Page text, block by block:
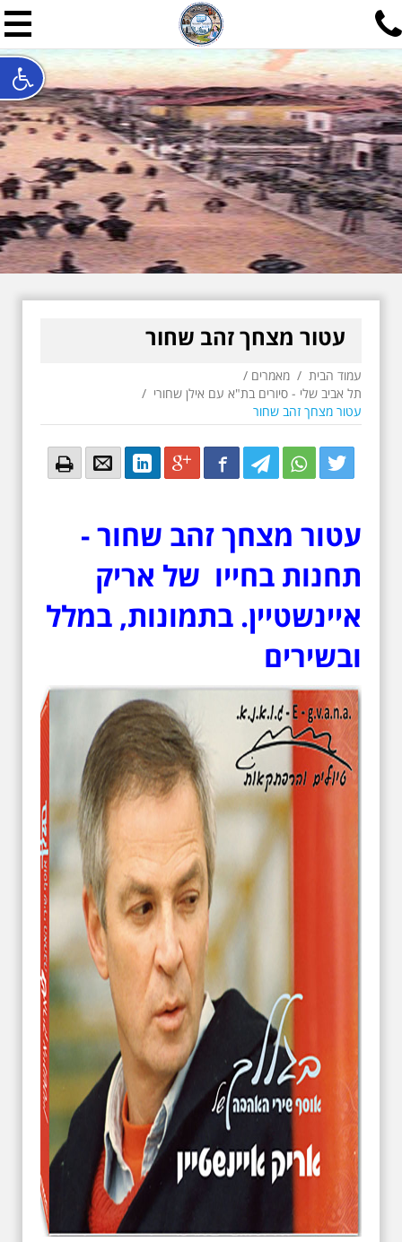
תל אביב שלי
תיור ישראלי בעריכת אילן
האתר המרכזי להיסטוריה של תל אביב ותולדות ארץ ישראל -
חייגו עכשיו:052-7747748
שלחו פנייה: ilan@mytelaviv.co.il
English עברית צור קשר
עטור מצחך זהב שחור
עמוד הבית / מאמרים /
תל אביב שלי - סיורים בת"א עם אילן שחורי /
עטור מצחך זהב שחור
Twitter
Twitter
Twitter
Facebook
Google+
LinkedIn
Email
Email
עטור מצחך זהב שחור -
תחנות בחייו של אריק
איינשטיין. בתמונות, במלל
ובשירים